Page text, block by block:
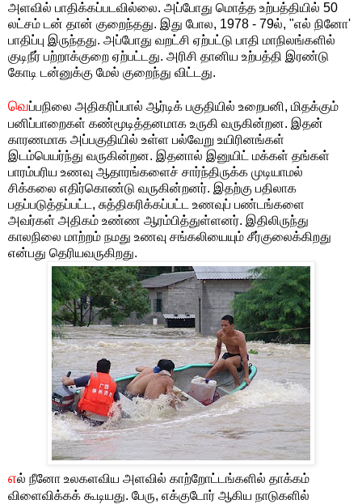
அளவில் பாதிக்கப்படவில்லை. அப்போது மொத்த உற்பத்தியில் 50
லட்சம் டன் தான் குறைந்தது. இது போல, 1978 - 79ல், "எல் நினோ'
பாதிப்பு இருந்தது. அப்போது வறட்சி ஏற்பட்டு பாதி மாநிலங்களில்
குடிநீர் பற்றாக்குறை ஏற்பட்டது. அரிசி தானிய உற்பத்தி இரண்டு
கோடி டன்னுக்கு மேல் குறைந்து விட்டது.
வெப்பநிலை அதிகரிப்பால் ஆர்டிக் பகுதியில் உறைபனி, மிதக்கும்
பனிப்பாறைகள் கண்மூடித்தனமாக உருகி வருகின்றன. இதன்
காரணமாக அப்பகுதியில் உள்ள பல்வேறு உயிரினங்கள்
இடம்பெயர்ந்து வருகின்றன. இதனால் இனுயிட் மக்கள் தங்கள்
பாரம்பரிய உணவு ஆதாரங்களைச் சார்ந்திருக்க முடியாமல்
சிக்கலை எதிர்கொண்டு வருகின்றனர். இதற்கு பதிலாக
பதப்படுத்தப்பட்ட, சுத்திகரிக்கப்பட்ட உணவுப் பண்டங்களை
அவர்கள் அதிகம் உண்ண ஆரம்பித்துள்ளனர். இதிலிருந்து
காலநிலை மாற்றம் நமது உணவு சங்கலியையும் சீர்குலைக்கிறது
என்பது தெரியவருகிறது.
எல் நீனோ உலகளவிய அளவில் காற்றோட்டங்களில் தாக்கம்
விளைவிக்கக் கூடியது. பேரு, எக்குடோர் ஆகிய நாடுகளில்